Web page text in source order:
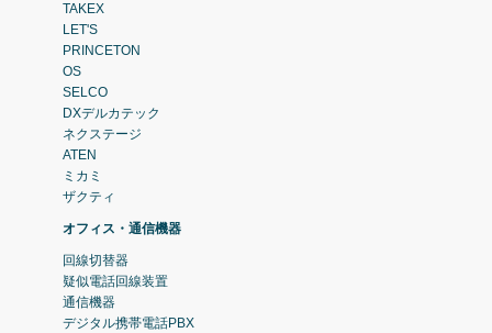
TAKEX
LET'S
PRINCETON
OS
SELCO
DXデルカテック
ネクステージ
ATEN
ミカミ
ザクティ
オフィス・通信機器
回線切替器
疑似電話回線装置
通信機器
デジタル携帯電話PBX